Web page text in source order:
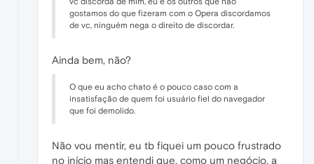
gostamos do que fizeram com o Opera discordamos
de vc, ninguém nega o direito de discordar.
Ainda bem, não?
O que eu acho chato é o pouco caso com a
insatisfação de quem foi usuário fiel do navegador
que foi demolido.
Não vou mentir, eu tb fiquei um pouco frustrado
no início mas entendi que, como um negócio, a